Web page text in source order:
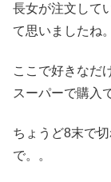
長女が注文して
て思いましたね。
ここで好きなだ
スーパーで購入
ちょうど8末で
で。。